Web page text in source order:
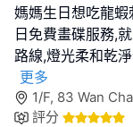
媽媽生日想吃龍
日免費畫碟服務,
路線,燈光柔和乾
更多
1/F, 83 Wan
評分